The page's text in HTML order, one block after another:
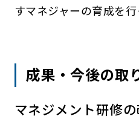
すマネジャーの育成を行
成果・今後の取
マネジメント研修